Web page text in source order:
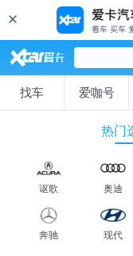
R
找车 爱咖号
热门
讴歌 奥迪
奔驰 现代